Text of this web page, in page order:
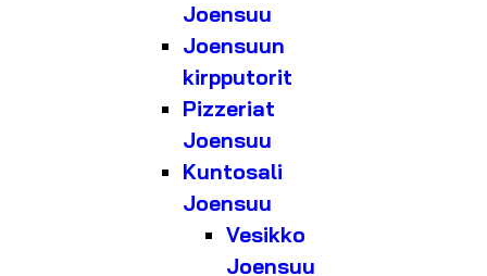
Joensuu
Joensuun
kirpputorit
Pizzeriat
Joensuu
Kuntosali
Joensuu
Vesikko
Joensuu